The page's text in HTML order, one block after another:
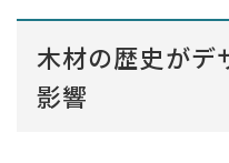
木材の歴史がデ
影響